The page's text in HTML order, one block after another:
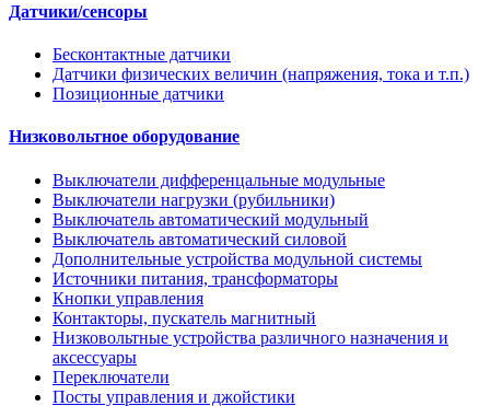
Датчики/сенсоры
Бесконтактные датчики
Датчики физических величин (напряжения, тока и т.п.)
Позиционные датчики
Низковольтное оборудование
Выключатели дифференцальные модульные
Выключатели нагрузки (рубильники)
Выключатель автоматический модульный
Выключатель автоматический силовой
Дополнительные устройства модульной системы
Источники питания, трансформаторы
Кнопки управления
Контакторы, пускатель магнитный
Низковольтные устройства различного назначения и
аксессуары
Переключатели
Посты управления и джойстики